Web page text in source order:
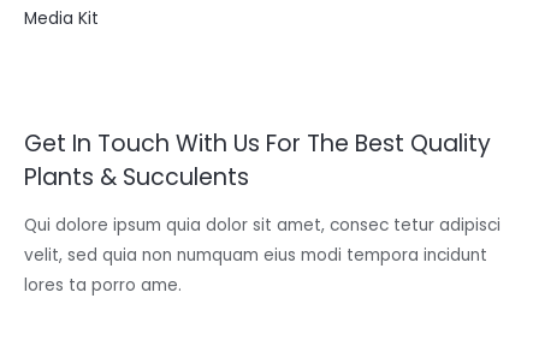
Media Kit
Get In Touch With Us For The Best Quality
Plants & Succulents
Qui dolore ipsum quia dolor sit amet, consec tetur adipisci
velit, sed quia non numquam eius modi tempora incidunt
lores ta porro ame.